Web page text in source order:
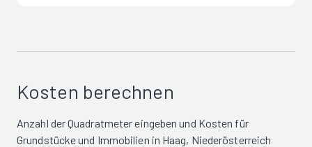
Kosten berechnen
Anzahl der Quadratmeter eingeben und Kosten für
Grundstücke und Immobilien in Haag, Niederösterreich